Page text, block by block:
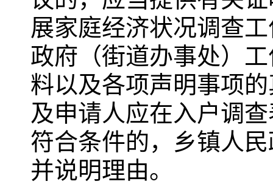
展家庭经济状况调查
政府（街道办事处）
料以及各项声明事项
及申请人应在入户调
符合条件的，乡镇人
并说明理由。